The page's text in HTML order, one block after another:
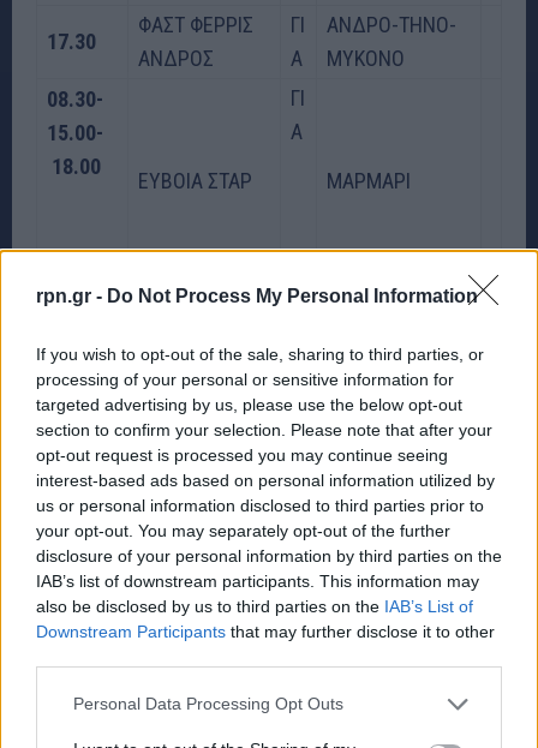
rpn.gr - Do Not Process My Personal Information
If you wish to opt-out of the sale, sharing to third parties, or
processing of your personal or sensitive information for
targeted advertising by us, please use the below opt-out
section to confirm your selection. Please note that after your
opt-out request is processed you may continue seeing
interest-based ads based on personal information utilized by
us or personal information disclosed to third parties prior to
your opt-out. You may separately opt-out of the further
disclosure of your personal information by third parties on the
IAB’s list of downstream participants. This information may
also be disclosed by us to third parties on the IAB’s List of
Downstream Participants that may further disclose it to other
Personal Data Processing Opt Outs
17.30
ΦΑΣΤ ΦΕΡΡΙΣ
ΑΝΔΡΟΣ
ΓΙ
Α
ΑΝΔΡΟ-ΤΗΝΟ-
ΜΥΚΟΝΟ
08.30-
15.00-
18.00
ΕΥΒΟΙΑ ΣΤΑΡ
ΓΙ
Α
ΜΑΡΜΑΡΙ
07.15ΣΟΥΠΕΡ ΕΞΠΡΕΣ ΓΙΑ
ΤΗΝΟ-ΜΥΚΟΝΟ
07.30
07.50
ΑΙΚΑΤΕΡΙΝΗ Π.
ΣΟΥΠΕΡΦΕΡΡΥ
ΣΟΥΠΕΡ
ΕΞΠΡΕΣ
ΓΙ
Α
ΓΙ
Α
ΓΙ
Α
ΑΝΔΡΟ-ΤΗΝΟ-
ΜΥΚΟΝΟ
ΑΝΔΡΟ-ΤΗΝΟ-
ΜΥΚΟΝΟ
ΑΝΔΡΟ-ΤΗΝΟ-
ΜΥΚΟΝΟ